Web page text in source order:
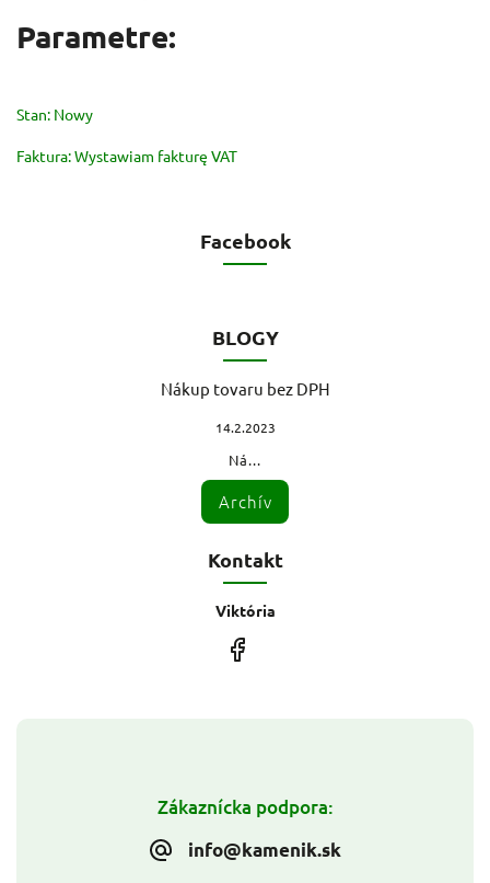
Parametre:
Stan: Nowy
Faktura: Wystawiam fakturę VAT
Zákaznícka podpora:
info@kamenik.sk
Facebook
BLOGY
Nákup tovaru bez DPH
14.2.2023
Ná...
Archív
Kontakt
Viktória